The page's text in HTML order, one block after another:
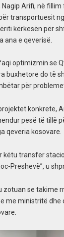
Nagip Arifi, në
transportuesit
kërkesën për
ana e qeverisë.
optimizmin se
buxhetore do të
për
konkrete,
pesë të tillë
qeveria kosovare.
këtu transfer
Preshevë”, u
zotuan se takime
me ministritë dhe